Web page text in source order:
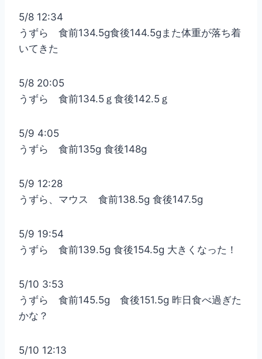
5/8 12:34
うずら 食前134.5g食後144.5gまた体重が落ち着
いてきた
5/8 20:05
うずら 食前134.5ｇ食後142.5ｇ
5/9 4:05
うずら 食前135g 食後148g
5/9 12:28
うずら、マウス 食前138.5g 食後147.5g
5/9 19:54
うずら 食前139.5g 食後154.5g 大きくなった！
5/10 3:53
うずら 食前145.5g 食後151.5g 昨日食べ過ぎた
かな？
5/10 12:13